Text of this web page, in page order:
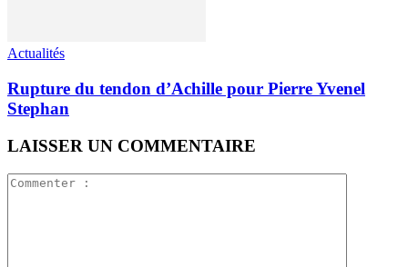
Actualités
Rupture du tendon d’Achille pour Pierre Yvenel
Stephan
LAISSER UN COMMENTAIRE